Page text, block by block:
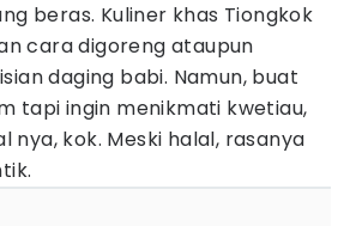
beras. Kuliner khas Tiongkok
cara digoreng ataupun
daging babi. Namun, buat
tapi ingin menikmati kwetiau,
nya, kok. Meski halal, rasanya